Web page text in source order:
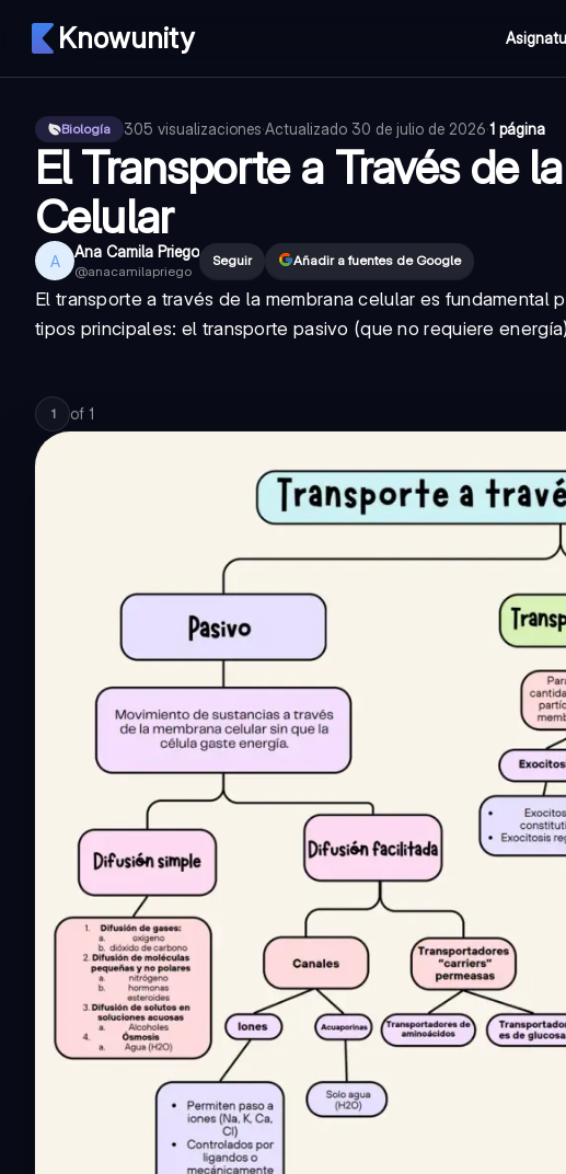
Knowunity
Biología 305 visualizaciones·Actualizado 30 de julio de 2026·1 página
El Transporte a Través de
Celular
A Ana Camila Priego
@anacamilapriego
Seguir Añadir a fuentes de Google
El transporte a través de la membrana celular es
tipos principales: el transporte pasivo (que no requiere
1 of 1